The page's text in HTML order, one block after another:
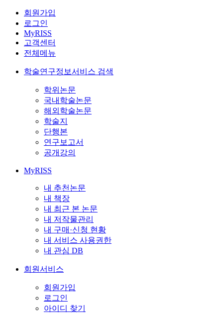
회원가입
로그인
MyRISS
고객센터
전체메뉴
학술연구정보서비스 검색
학위논문
국내학술논문
해외학술논문
학술지
단행본
연구보고서
공개강의
MyRISS
내 추천논문
내 책장
내 최근 본 논문
내 저작물관리
내 구매·신청 현황
내 서비스 사용권한
내 관심 DB
회원서비스
회원가입
로그인
아이디 찾기